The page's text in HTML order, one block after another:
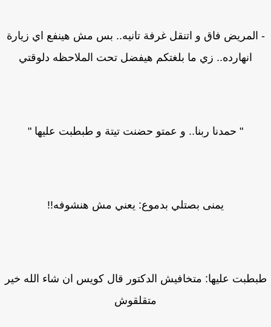
فاق و اتنقل غرفة تانيه.. بس مش هينفع اي زيارة
انهارده.. زي ما بلغتكم هيفضل تحت الملاحظه دلوقتي
" حمدنا ربنا.. و عمتو حضنت تيتة و طبطبت عليها "
يمنى بصتلي بدموع: يعني مش هنشوفه!!
عليها: متخافيش الدكتور قال كويس ان شاء الله خير
متقلقوش